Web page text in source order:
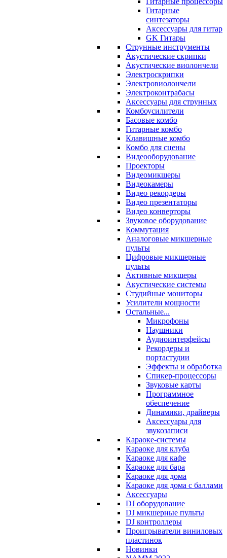
Гитарные
синтезаторы
Аксессуары для гитар
GK Гитары
Струнные инструменты
Акустические скрипки
Акустические виолончели
Электроскрипки
Электровиолончели
Электроконтрабасы
Аксессуары для струнных
Комбоусилители
Басовые комбо
Гитарные комбо
Клавишные комбо
Комбо для сцены
Видеооборудование
Проекторы
Видеомикшеры
Видеокамеры
Видео рекордеры
Видео презентаторы
Видео конверторы
Звуковое оборудование
Коммутация
Аналоговые микшерные
пульты
Цифровые микшерные
пульты
Активные микшеры
Акустические системы
Студийные мониторы
Усилители мощности
Остальные...
Микрофоны
Наушники
Аудиоинтерфейсы
Рекордеры и
портастудии
Эффекты и обработка
Спикер-процессоры
Звуковые карты
Программное
обеспечение
Динамики, драйверы
Аксессуары для
звукозаписи
Караоке-системы
Караоке для клуба
Караоке для кафе
Караоке для бара
Караоке для дома
Караоке для дома с баллами
Аксессуары
DJ оборудование
DJ микшерные пульты
DJ контроллеры
Проигрыватели виниловых
пластинок
Новинки